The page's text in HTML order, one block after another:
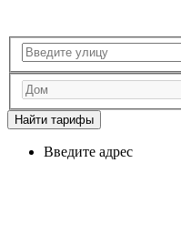
Найти тарифы
Введите адрес